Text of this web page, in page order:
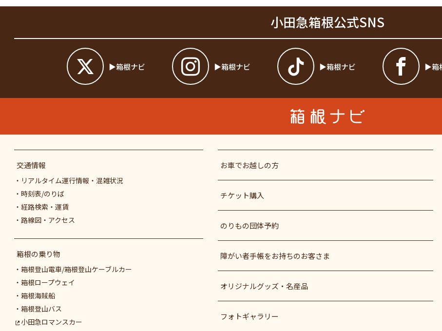
小田急箱根公式SNS
箱根ナビ 箱根ナビ 箱根ナビ 箱
交通情報
リアルタイム運行情報・混雑状況
時刻表/のりば
経路検索・運賃
路線図・アクセス
箱根の乗り物
箱根登山電車/箱根登山ケーブルカー
箱根ロープウェイ
箱根海賊船
箱根登山バス
小田急ロマンスカー
お車でお越しの方
チケット購入
のりもの団体予約
障がい者⼿帳をお持ちのお客さま
オリジナルグッズ・名産品
フォトギャラリー